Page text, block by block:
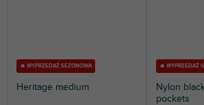
🔥 WYPRZEDAŻ SEZONOWA
Heritage medium
🔥 WYPRZEDAŻ
Nylon
pockets